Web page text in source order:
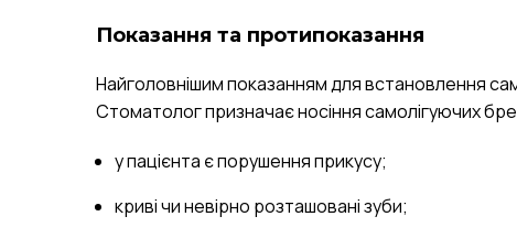
Показання та протипоказання
Найголовнішим показанням для встановлення
Стоматолог призначає носіння самолігуючих
у пацієнта є порушення прикусу;
криві чи невірно розташовані зуби;